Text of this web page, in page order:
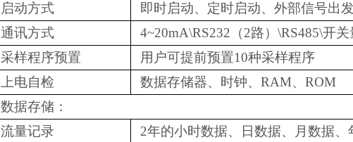
启动方式
即时启动、定时启动、外部信号出
通讯方式
4~20mA\RS232（2路）\RS485\开
采样程序预置
用户可提前预置10种采样程序
上电自检
数据存储器、时钟、RAM、ROM
数据存储：
流量记录
2年的小时数据、日数据、月数据、